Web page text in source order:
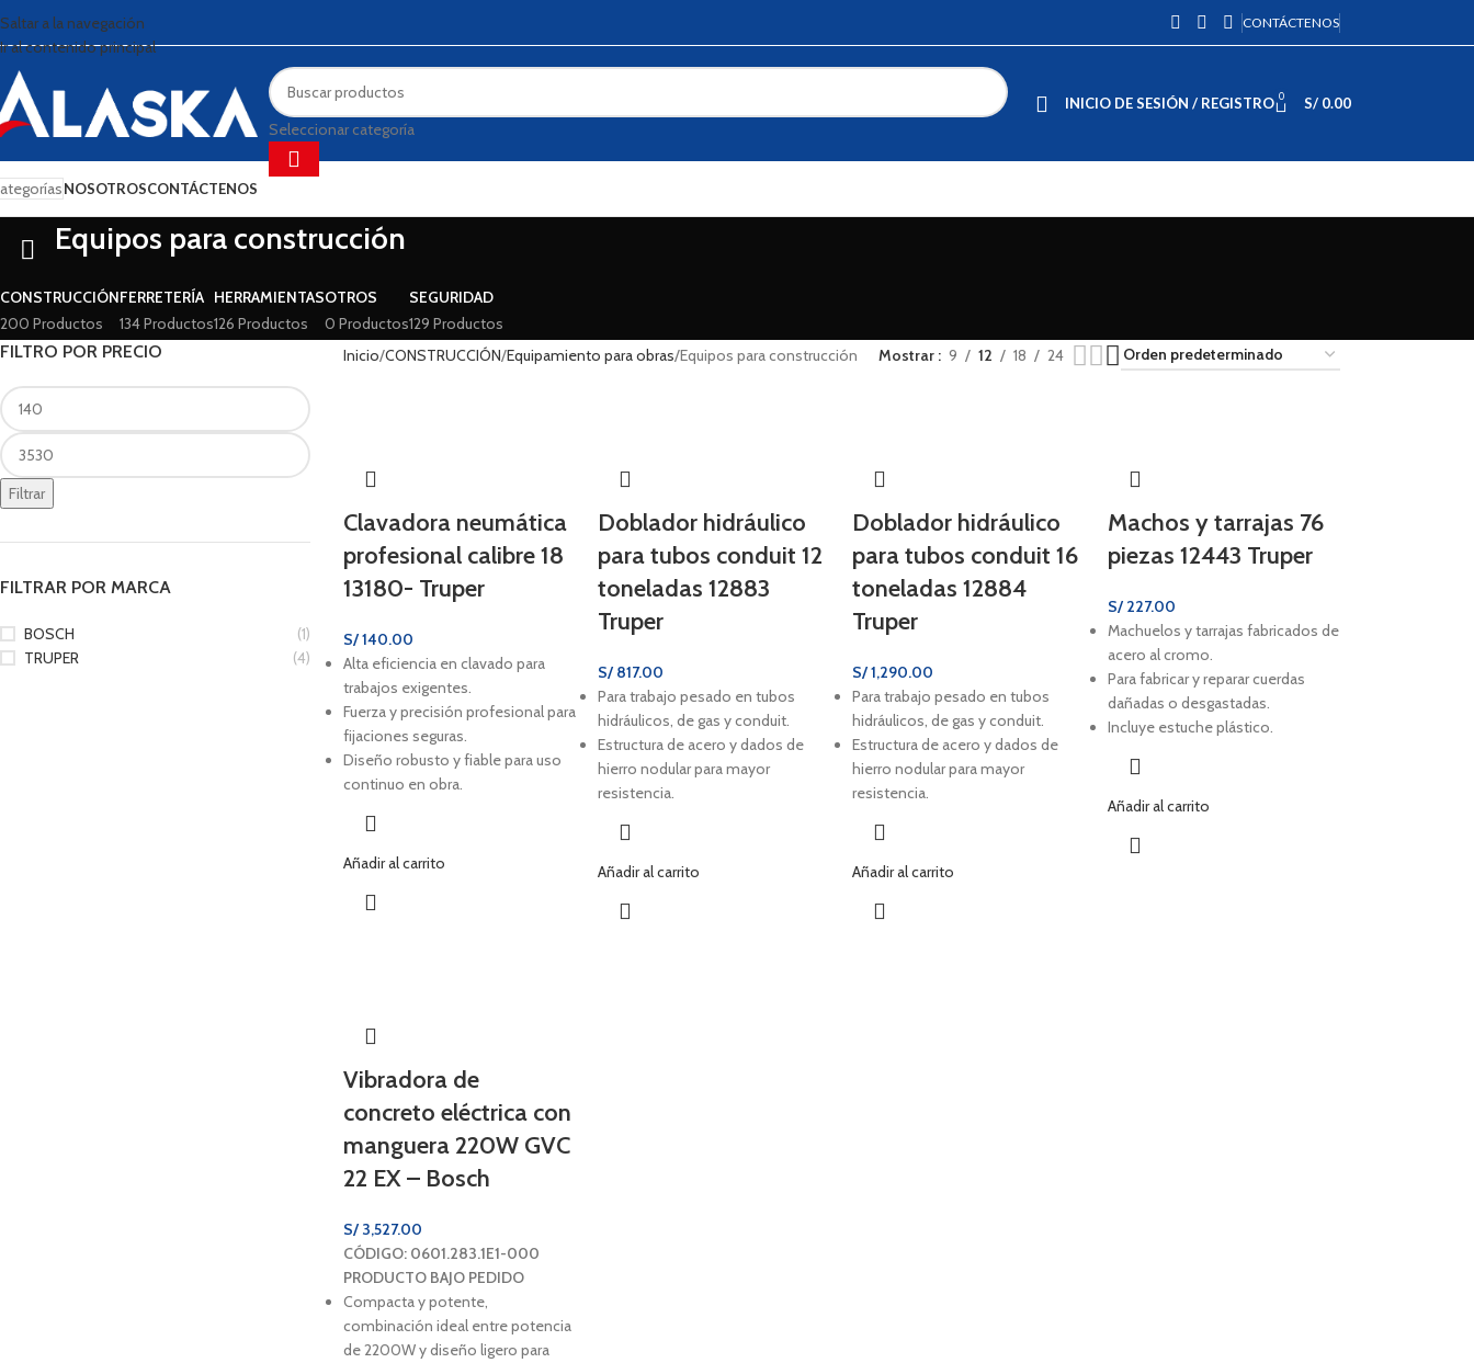
Saltar a la navegación
Ir al contenido principal
CONTÁCTENOS
Seleccionar categoría
INICIO DE SESIÓN / REGISTRO 0 S/ 0.00
NOSOTROSCONTÁCTENOS
Equipos para construcción
CONSTRUCCIÓN
200 Productos
FERRETERÍA
134 Productos
HERRAMIENTAS
126 Productos
OTROS
0 Productos
SEGURIDAD
129 Productos
FILTRO POR PRECIO
Filtrar
FILTRAR POR MARCA
BOSCH
(1)
TRUPER
(4)
Inicio CONSTRUCCIÓN Equipamiento para obras Equipos para construcción Mostrar 9 12 18 24
Clavadora neumática
profesional calibre 18
13180- Truper
S/140.00
Alta eficiencia en clavado para
trabajos exigentes.
Fuerza y precisión profesional para
fijaciones seguras.
Diseño robusto y fiable para uso
continuo en obra.
Añadir al carrito
Doblador hidráulico
para tubos conduit 12
toneladas 12883
Truper
S/ 817.00
Para trabajo pesado en tubos
hidráulicos, de gas y conduit.
Estructura de acero y dados de
hierro nodular para mayor
resistencia.
Añadir al carrito
Doblador hidráulico
para tubos conduit 16
toneladas 12884
Truper
S/1,290.00
Para trabajo pesado en tubos
hidráulicos, de gas y conduit.
Estructura de acero y dados de
hierro nodular para mayor
resistencia.
Añadir al carrito
Machos y tarrajas 76
piezas 12443 Truper
S/227.00
Machuelos y tarrajas fabricados de
acero al cromo.
Para fabricar y reparar cuerdas
dañadas o desgastadas.
Incluye estuche plástico.
Añadir al carrito
Vibradora de
concreto eléctrica con
manguera 220W GVC
22 EX – Bosch
S/3,527.00
CÓDIGO: 0601.283.1E1-000
PRODUCTO BAJO PEDIDO
Compacta y potente,
combinación ideal entre potencia
de 2200W y diseño ligero para